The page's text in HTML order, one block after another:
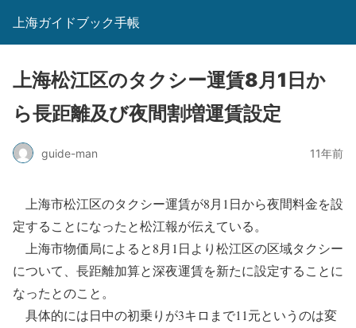
上海ガイドブック手帳
上海松江区のタクシー運賃8月1日か
ら長距離及び夜間割増運賃設定
guide-man 11年前
上海市松江区のタクシー運賃が8月1日から夜間料金を設
定することになったと松江報が伝えている。
上海市物価局によると8月1日より松江区の区域タクシー
について、長距離加算と深夜運賃を新たに設定することに
なったとのこと。
具体的には日中の初乗りが3キロまで11元というのは変